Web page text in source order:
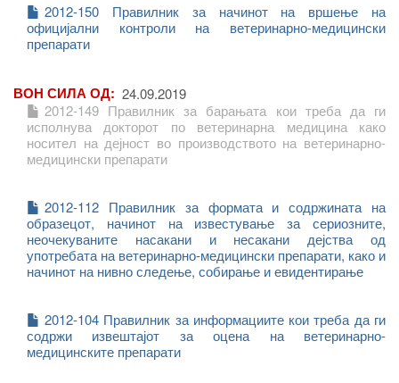
2012-150 Правилник за начинот на вршење на
официјални контроли на ветеринарно-медицински
препарати
ВОН СИЛА ОД
24.09.2019
2012-149 Правилник за барањата кои треба да ги
исполнува докторот по ветеринарна медицина како
носител на дејност во производството на ветеринарно-
медицински препарати
2012-112 Правилник за формата и содржината на
образецот, начинот на известување за сериозните,
неочекуваните насакани и несакани дејства од
употребата на ветеринарно-медицински препарати, како и
начинот на нивно следење, собирање и евидентирање
2012-104 Правилник за информациите кои треба да ги
содржи извештајот за оцена на ветеринарно-
медицинските препарати